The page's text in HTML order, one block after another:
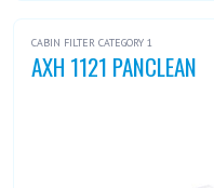
CABIN FILTER CATEGORY 1
AXH 1121 PANCLEAN